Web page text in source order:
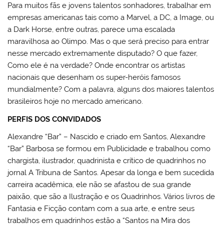
Para muitos fãs e jovens talentos sonhadores, trabalhar em
empresas americanas tais como a Marvel, a DC, a Image, ou
a Dark Horse, entre outras, parece uma escalada
maravilhosa ao Olimpo. Mas o que será preciso para entrar
nesse mercado extremamente disputado? O que fazer,
Como ele é na verdade? Onde encontrar os artistas
nacionais que desenham os super-heróis famosos
mundialmente? Com a palavra, alguns dos maiores talentos
brasileiros hoje no mercado americano.
PERFIS DOS CONVIDADOS
Alexandre “Bar” – Nascido e criado em Santos, Alexandre
“Bar” Barbosa se formou em Publicidade e trabalhou como
chargista, ilustrador, quadrinista e crítico de quadrinhos no
jornal A Tribuna de Santos. Apesar da longa e bem sucedida
carreira acadêmica, ele não se afastou de sua grande
paixão, que são a Ilustração e os Quadrinhos. Vários livros de
Fantasia e Ficção contam com a sua arte, e entre seus
trabalhos em quadrinhos estão a “Santos na Mira dos